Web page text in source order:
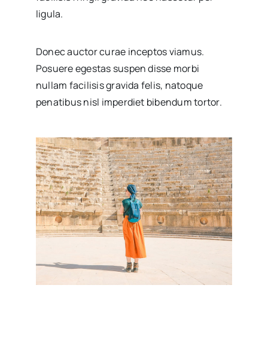
ligula.
Donec auctor curae inceptos viamus.
Posuere egestas suspen disse morbi
nullam facilisis gravida felis, natoque
penatibus nisl imperdiet bibendum tortor.